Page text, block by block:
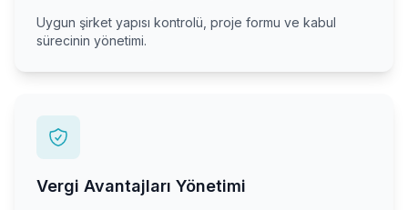
Uygun şirket yapısı kontrolü, proje formu ve kabul
sürecinin yönetimi.
Vergi Avantajları Yönetimi